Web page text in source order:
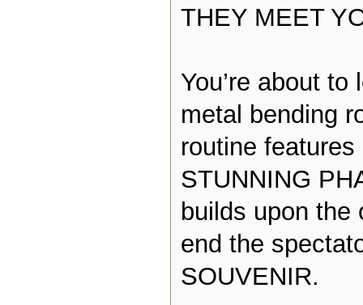
THEY MEET
You’re about
metal bending
routine
STUNNING
builds upon the
end the
SOUVENIR.